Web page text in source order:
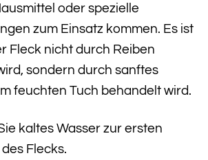
oder spezielle
zum Einsatz kommen. Es ist
Fleck nicht durch Reiben
sondern durch sanftes
feuchten Tuch behandelt wird.
kaltes Wasser zur ersten
Flecks.